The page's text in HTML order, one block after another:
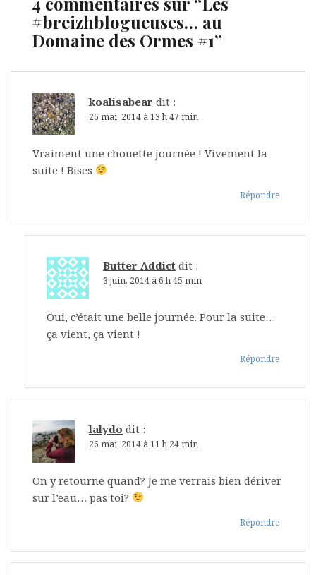
#breizhblogueuses… au
Domaine des Ormes #1”
koalisabear dit :
26 mai, 2014 à 13 h 47 min
Vraiment une chouette journée ! Vivement la
suite ! Bises
Répondre
Butter Addict dit :
3 juin, 2014 à 6 h 45 min
Oui, c’était une belle journée. Pour la suite…
ça vient, ça vient !
Répondre
lalydo dit :
26 mai, 2014 à 11 h 24 min
On y retourne quand? Je me verrais bien dériver
sur l’eau… pas toi?
Répondre